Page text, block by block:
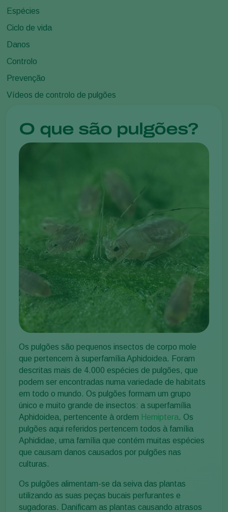
Espécies
Ciclo de vida
Danos
Controlo
Prevenção
Vídeos de controlo de pulgões
O que são pulgões?
Os pulgões são pequenos insectos de corpo mole
que pertencem à superfamília Aphidoidea. Foram
descritas mais de 4.000 espécies de pulgões, que
podem ser encontradas numa variedade de habitats
em todo o mundo. Os pulgões formam um grupo
único e muito grande de insectos: a superfamília
Aphidoidea, pertencente à ordem Hemiptera. Os
pulgões aqui referidos pertencem todos à família
Aphididae, uma família que contém muitas espécies
que causam danos causados por pulgões nas
culturas.
Os pulgões alimentam-se da seiva das plantas
utilizando as suas peças bucais perfurantes e
sugadoras. Danificam as plantas causando atrasos